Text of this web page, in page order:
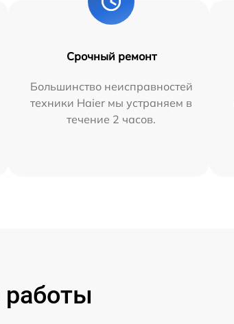
Срочный ремонт
Большинство неисправностей
техники Haier мы устраняем в
течение 2 часов.